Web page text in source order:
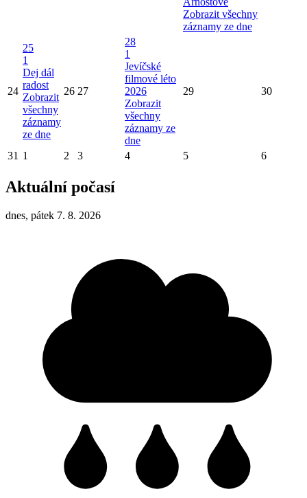
Zobrazit všechny
záznamy ze dne
24
25
1
Dej dál
radost
Zobrazit
všechny
záznamy
ze dne
26 27
28
1
Jevíčské
filmové léto
2026
Zobrazit
všechny
záznamy ze
dne
29 30
31 1 2 3 4 5 6
Aktuální počasí
dnes, pátek 7. 8. 2026